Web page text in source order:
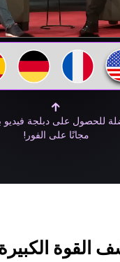
للحصول على دبلجة فيديو
مجانًا على الفور!
القوة